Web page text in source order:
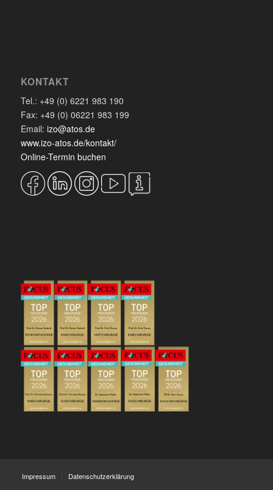
KONTAKT
Tel.: +49 (0) 6221 983 190
Fax: +49 (0) 06221 983 199
Email: izo@atos.de
www.izo-atos.de/kontakt/
Online-Termin buchen
Impressum Datenschutzerklärung